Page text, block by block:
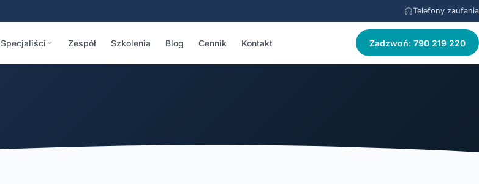
Telefony zaufania
Specjaliści Zespół Szkolenia Blog Cennik Kontakt Zadzwoń: 790 219 220